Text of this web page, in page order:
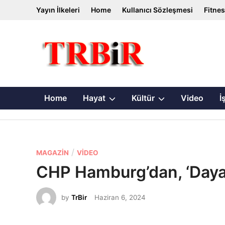
Yayın İlkeleri Home Kullanıcı Sözleşmesi
Home Hayat Show
sub
Kültür Show
sub
Video
P
o
s
t
e
MAGAZIN / VIDEO
CHP Hamburg’dan,
by TrBir Haziran 6, 2024